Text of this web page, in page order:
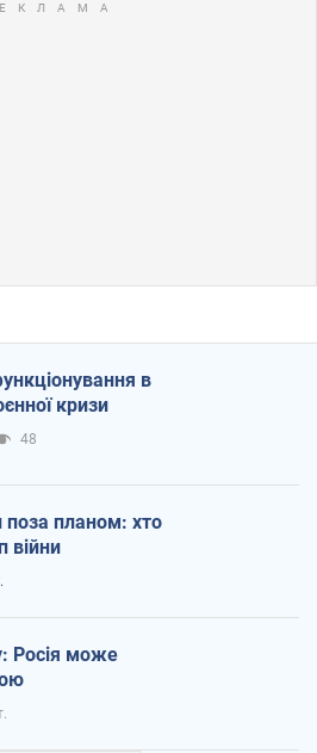
в
кризи
48
поза планом: хто
війни
Росія може